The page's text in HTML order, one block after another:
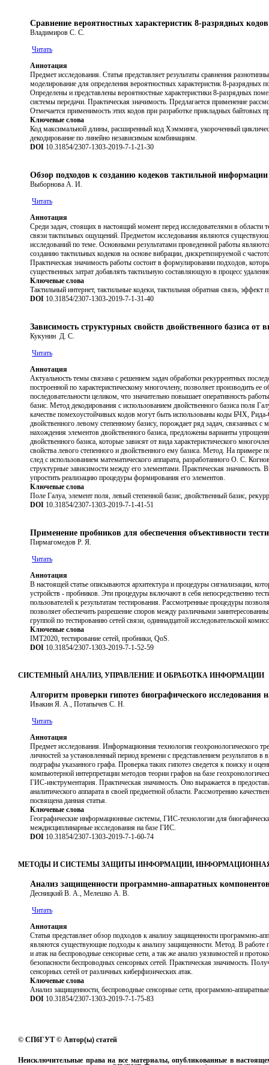
Сравнение вероятностных характеристик 8-разрядных
Владимиров С. С.
Читать
Аннотация
Предмет исследования. Статья представляет результаты сравнения
моделирование для определения вероятностных характеристик 8-
Определены и представлены вероятностные характеристики 8-разрядных
системы передачи. Практическая значимость. Предлагается применение
Отмечается применимость этих кодов при разработке прикладных
Ключевые слова
Код максимальной длины, расширенный код Хэмминга, укороченный
декодирование по линейно независимым комбинациям.
DOI 10.31854/2307-1303-2019-7-1-21-30
Обзор подходов к созданию кодеков тактильной информации
Выборнова А. И.
Читать
Аннотация
Среди задач, стоящих в настоящий момент перед исследователями в области
связи тактильных ощущений. Предметом исследования являются
исследований по теме. Основными результатами проведенной работы
созданию тактильных кодеков на основе вибрации, дискретизируемой с
Практическая значимость работы состоит в формулировании подходов,
существенных затрат добавлять тактильную составляющую в процесс
Ключевые слова
Тактильный интернет, тактильные кодеки, тактильная обратная связь, эффект
DOI 10.31854/2307-1303-2019-7-1-31-40
Зависимость структурных свойств двойственного базиса от
Кукунин Д. С.
Читать
Аннотация
Актуальность темы связана с решением задач обработки рекуррентных
построенной по характеристическому многочлену, позволяет производить
последовательности целиком, что значительно повышает оперативность
базис. Метод декодирования с использованием двойственного базиса поля
качестве помехоустойчивых кодов могут быть использованы коды БЧХ,
двойственного левому степенному базису, порождает ряд задач, связанных
нахождения элементов двойственного базиса, предложены варианты
двойственного базиса, которые зависят от вида характеристического
свойства левого степенного и двойственного ему базиса. Метод. На примере
след с использованием математического аппарата, разработанного О. С.
структурные зависимости между его элементами. Практическая
упростить реализацию процедуры формирования его элементов.
Ключевые слова
Поле Галуа, элемент поля, левый степенной базис, двойственный базис,
DOI 10.31854/2307-1303-2019-7-1-41-51
Применение пробников для обеспечения объективности
Пирмагомедов Р. Я.
Читать
Аннотация
В настоящей статье описываются архитектура и процедуры сигнализации,
устройств - пробников. Эти процедуры включают в себя непосредственно
пользователей к результатам тестирования. Рассмотренные процедуры
позволяет обеспечить разрешение споров между различными
группой по тестированию сетей связи, одиннадцатой исследовательской
Ключевые слова
IMT2020, тестирование сетей, пробники, QoS.
DOI 10.31854/2307-1303-2019-7-1-52-59
СИСТЕМНЫЙ АНАЛИЗ, УПРАВЛЕНИЕ И ОБРАБОТКА ИНФОРМАЦИИ
Алгоритм проверки гипотез биографического исследования
Ивакин Я. А., Потапычев С. Н.
Читать
Аннотация
Предмет исследования. Информационная технология геохронологического
личностей за установленный период времени с представлением
подграфы указанного графа. Проверка таких гипотез сведется к поиску и
компьютерной интерпретации методов теории графов на базе
ГИС-инструментария. Практическая значимость. Оно выражается в
аналитического аппарата в своей предметной области. Рассмотрению
посвящена данная статья.
Ключевые слова
Географические информационные системы, ГИС-технологии для
междисциплинарные исследования на базе ГИС.
DOI 10.31854/2307-1303-2019-7-1-60-74
МЕТОДЫ И СИСТЕМЫ ЗАЩИТЫ ИНФОРМАЦИИ,
Анализ защищенности программно-аппаратных
Десницкий В. А., Мелешко А. В.
Читать
Аннотация
Статья представляет обзор подходов к анализу защищенности программно-
являются существующие подходы к анализу защищенности. Метод. В работе
и атак на беспроводные сенсорные сети, а так же анализ уязвимостей и
безопасности беспроводных сенсорных сетей. Практическая значимость.
сенсорных сетей от различных киберфизических атак.
Ключевые слова
Анализ защищенности, беспроводные сенсорные сети, программно-
DOI 10.31854/2307-1303-2019-7-1-75-83
© СПбГУТ © Автор(ы) статей
Неисключительные права на все материалы, опубликованные в